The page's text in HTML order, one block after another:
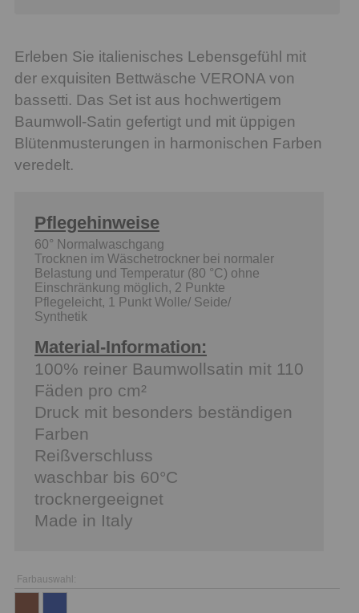
Erleben Sie italienisches Lebensgefühl mit
der exquisiten Bettwäsche VERONA von
bassetti. Das Set ist aus hochwertigem
Baumwoll-Satin gefertigt und mit üppigen
Blütenmusterungen in harmonischen Farben
veredelt.
Pflegehinweise
60° Normalwaschgang
Trocknen im Wäschetrockner bei normaler
Belastung und Temperatur (80 °C) ohne
Einschränkung möglich, 2 Punkte
Pflegeleicht, 1 Punkt Wolle/ Seide/
Synthetik
Material-Information:
100% reiner Baumwollsatin mit 110
Fäden pro cm²
Druck mit besonders beständigen
Farben
Reißverschluss
waschbar bis 60°C
trocknergeeignet
Made in Italy
Farbauswahl: